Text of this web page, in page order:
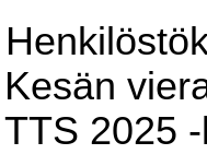
Kesän
TTS 2025